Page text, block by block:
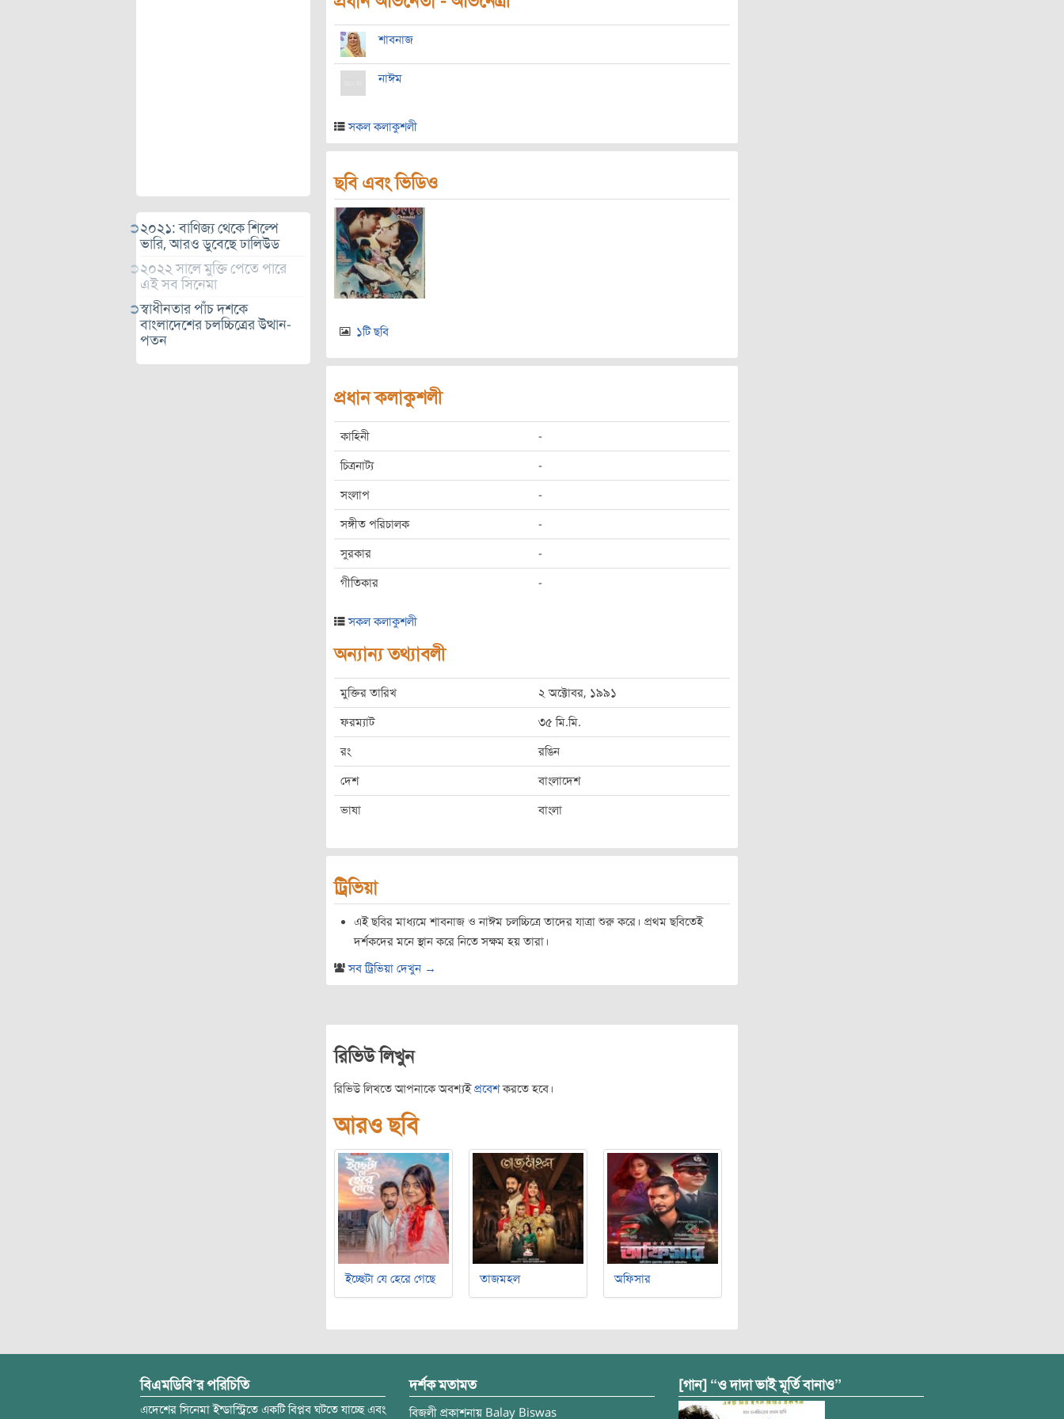
২০২১: বাণিজ্য থেকে শিল্পে
ভারি, আরও ডুবেছে ঢালিউড
২০২২ সালে মুক্তি পেতে পারে
এই সব সিনেমা
স্বাধীনতার পাঁচ দশকে
বাংলাদেশের চলচ্চিত্রের উত্থান-
পতন
শাবনাজ
নাঈম
সকল কলাকুশলী
ছবি এবং ভিডিও
১টি ছবি
প্রধান কলাকুশলী
কাহিনী -
চিত্রনাট্য -
সংলাপ -
সঙ্গীত পরিচালক -
সুরকার -
গীতিকার -
সকল কলাকুশলী
অন্যান্য তথ্যাবলী
মুক্তির তারিখ ২ অক্টোবর, ১৯৯১
ফরম্যাট ৩৫ মি.মি.
রং রঙিন
দেশ বাংলাদেশ
ভাষা বাংলা
ট্রিভিয়া
এই ছবির মাধ্যমে শাবনাজ ও নাঈম চলচ্চিত্রে তাদের যাত্রা শুরু করে। প্রথম ছবিতেই
দর্শকদের মনে স্থান করে নিতে সক্ষম হয় তারা।
সব ট্রিভিয়া দেখুন →
রিভিউ লিখুন
রিভিউ লিখতে আপনাকে অবশ্যইপ্রবেশকরতে হবে।
আরও ছবি
ইচ্ছেটা যে হেরে গেছে তাজমহল অফিসার
বিএমডিবি’র পরিচিতি
এদেশের সিনেমা ইন্ডাস্ট্রিতে একটি বিপ্লব ঘটতে যাচ্ছে এবং
দর্শক মতামত
বিজলী প্রকাশনায় Balay Biswas
[গান] “ও দাদা ভাই মূর্তি বানাও”